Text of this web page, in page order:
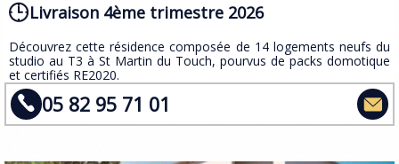
Livraison 4ème trimestre 2026
​Découvrez cette résidence composée de 14 logements neufs du
studio au T3 à St Martin du Touch, pourvus de packs domotique
et certifiés RE2020.
05 82 95 71 01